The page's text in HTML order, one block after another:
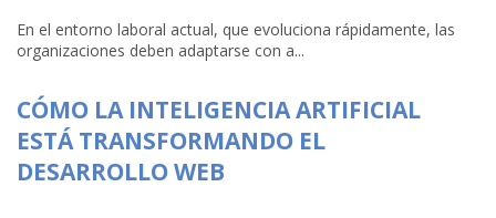
En el entorno laboral actual, que evoluciona rápidamente, las
organizaciones deben adaptarse con a...
CÓMO LA INTELIGENCIA ARTIFICIAL
ESTÁ TRANSFORMANDO EL
DESARROLLO WEB